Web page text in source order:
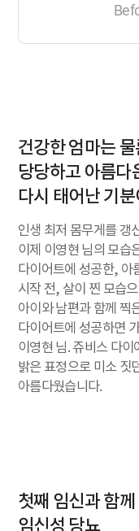
건강한 엄마는
당당하고 아름다
다시 태어난 기
인생 최저 몸무게를 갱
이제 이영현 님의 모습
다이어트에 성공한, 아
시작 전, 살이 찐 모습
아이와 남편과 함께 찍
다이어트에 성공하면
이영현 님. 쥬비스 다
밝은 표정으로 미소 짓
아름다웠습니다.
첫째 임신과 함
임신성 당뇨